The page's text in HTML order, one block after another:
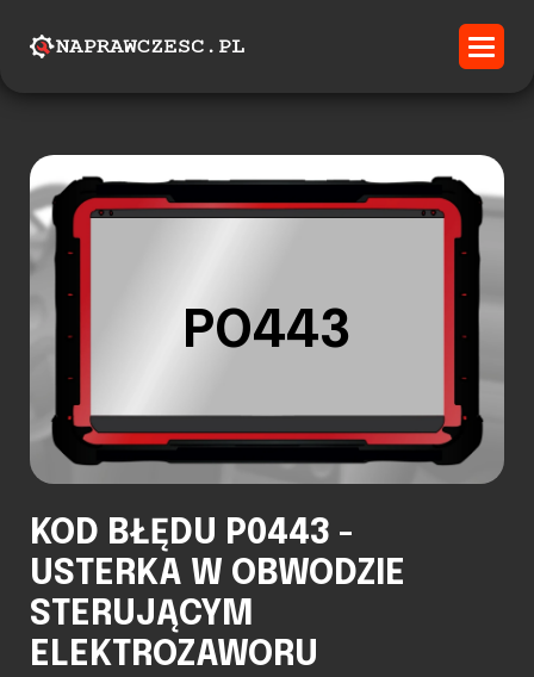
P0443
KOD BŁĘDU P0443 -
USTERKA W OBWODZIE
STERUJĄCYM
ELEKTROZAWORU